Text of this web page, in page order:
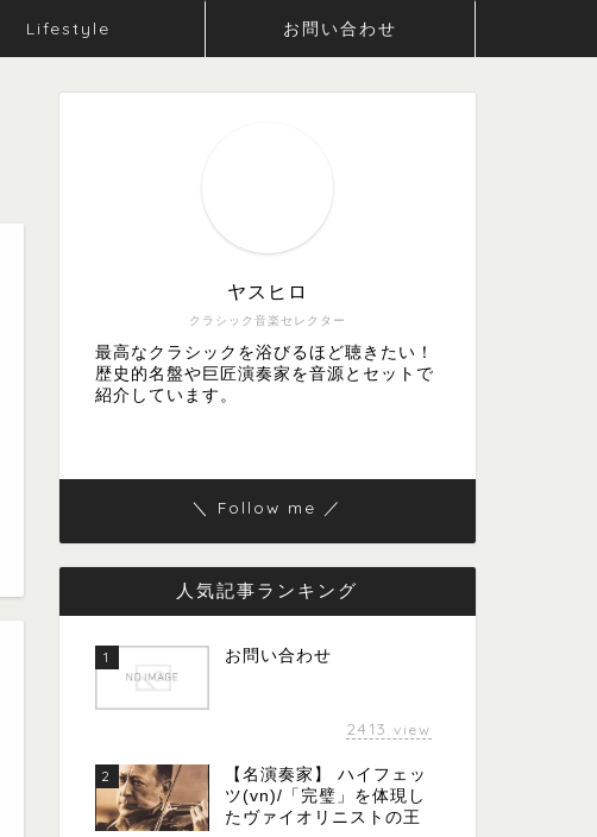
Lifestyle お問い合わせ
クラシック音楽セレクター
ヤスヒロ
最高なクラシックを浴びるほど聴きたい！
歴史的名盤や巨匠演奏家を音源とセットで
紹介しています。
＼ Follow me ／
人気記事ランキング
1 お問い合わせ
2413 view
2
【名演奏家】 ハイフェッ
ツ(vn)/「完璧」を体現し
たヴァイオリニストの王